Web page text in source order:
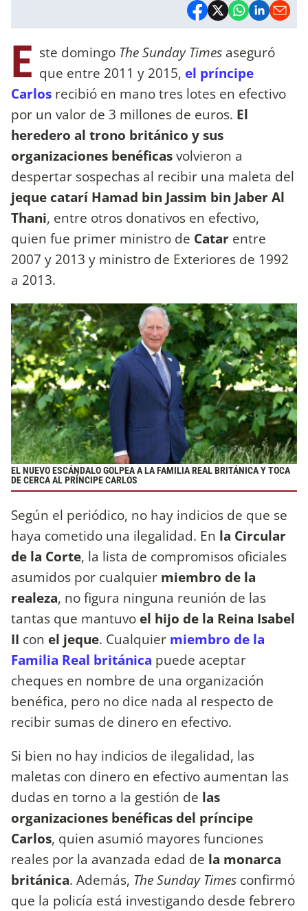
E ste domingo The Sunday Times aseguró
que entre 2011 y 2015, el príncipe
Carlos recibió en mano tres lotes en efectivo
por un valor de 3 millones de euros. El
heredero al trono británico y sus
organizaciones benéficasvolvieron a
despertar sospechas al recibir una maleta del
jeque catarí Hamad bin Jassim bin Jaber Al
Thani, entre otros donativos en efectivo,
quien fue primer ministro de Catar entre
2007 y 2013 y ministro de Exteriores de 1992
a 2013.
EL NUEVO ESCÁNDALO GOLPEA A LA FAMILIA REAL BRITÁNICA Y TOCA
DE CERCA AL PRÍNCIPE CARLOS
Según el periódico, no hay indicios de que se
haya cometido una ilegalidad. En la Circular
de la Corte, la lista de compromisos oficiales
asumidos por cualquier miembro de la
realeza, no figura ninguna reunión de las
tantas que mantuvo el hijo de la Reina Isabel
II con el jeque. Cualquier miembro de la
Familia Real británica puede aceptar
cheques en nombre de una organización
benéfica, pero no dice nada al respecto de
recibir sumas de dinero en efectivo.
Si bien no hay indicios de ilegalidad, las
maletas con dinero en efectivo aumentan las
dudas en torno a la gestión de las
organizaciones benéficas del príncipe
Carlos, quien asumió mayores funciones
reales por la avanzada edad de la monarca
británica. Además, The Sunday Times confirmó
que la policía está investigando desde febrero